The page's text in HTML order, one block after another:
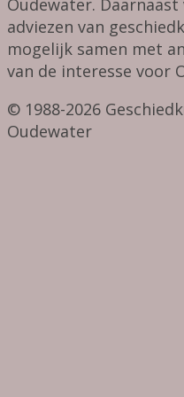
Oudewater.
adviezen van
mogelijk samen met
van de interesse voor
© 1988-2026
Oudewater